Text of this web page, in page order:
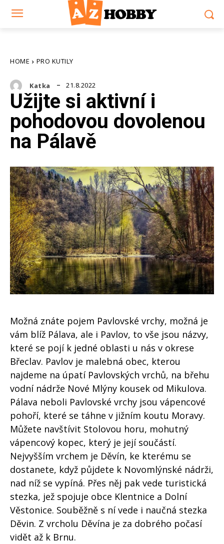
HOME PRO KUTILY
Katka 21.8.2022
Užijte si aktivní i
pohodovou dovolenou
na Pálavě
Možná znáte pojem Pavlovské vrchy, možná je
vám blíž Pálava, ale i Pavlov, to vše jsou názvy,
které se pojí k jedné oblasti u nás v okrese
Břeclav. Pavlov je malebná obec, kterou
najdeme na úpatí Pavlovských vrchů, na břehu
vodní nádrže Nové Mlýny kousek od Mikulova.
Pálava neboli Pavlovské vrchy jsou vápencové
pohoří, které se táhne v jižním koutu Moravy.
Můžete navštívit Stolovou horu, mohutný
vápencový kopec, který je její součástí.
Nejvyšším vrchem je Děvín, ke kterému se
dostanete, když půjdete k Novomlýnské nádrži,
nad níž se vypíná. Přes něj pak vede turistická
stezka, jež spojuje obce Klentnice a Dolní
Věstonice. Souběžně s ní vede i naučná stezka
Děvin. Z vrcholu Děvína je za dobrého počasí
vidět až k Brnu.